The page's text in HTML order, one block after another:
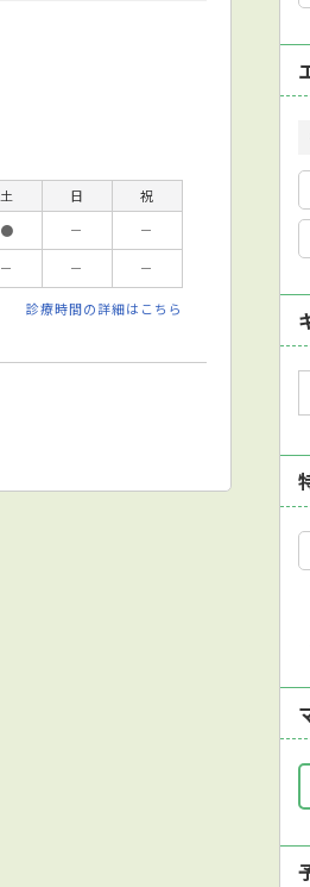
土 日
祝
● －
－
－ － －
診療時間の詳細はこちら